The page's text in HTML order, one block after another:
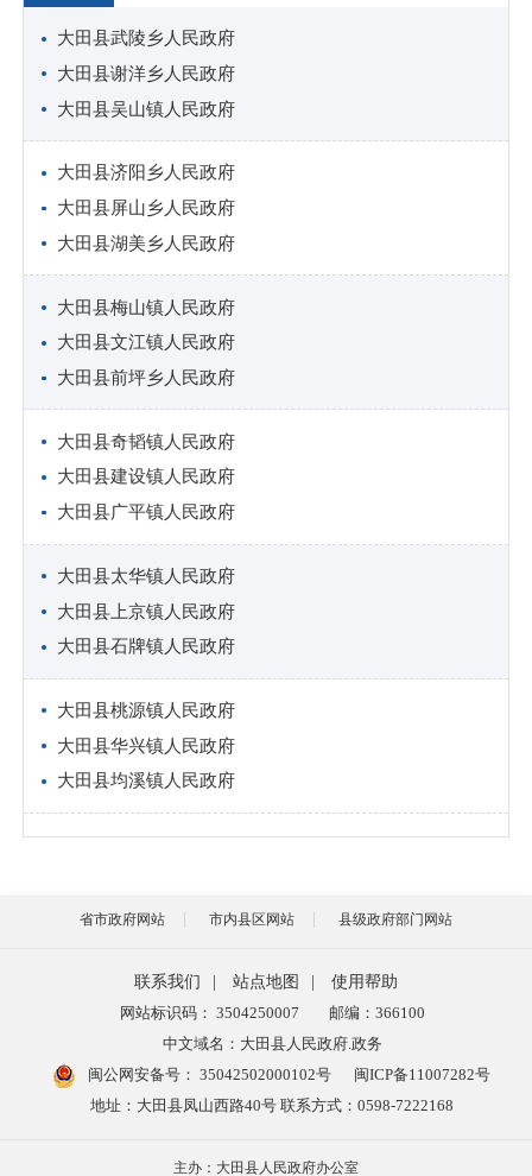
大田县武陵乡人民政府
大田县谢洋乡人民政府
大田县吴山镇人民政府
大田县济阳乡人民政府
大田县屏山乡人民政府
大田县湖美乡人民政府
大田县梅山镇人民政府
大田县文江镇人民政府
大田县前坪乡人民政府
大田县奇韬镇人民政府
大田县建设镇人民政府
大田县广平镇人民政府
大田县太华镇人民政府
大田县上京镇人民政府
大田县石牌镇人民政府
大田县桃源镇人民政府
大田县华兴镇人民政府
大田县均溪镇人民政府
省市政府网站 市内县区网站 县级政府部门网站
联系我们 站点地图
使用帮助
网站标识码： 3504250007
邮编：366100
中文域名：大田县人民政府.政务
闽公网安备号： 35042502000102号
闽ICP备11007282号
地址：大田县凤山西路40号 联系方式：0598-7222168
主办：大田县人民政府办公室